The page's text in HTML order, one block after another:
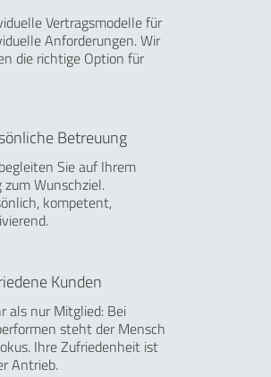
Vertragsmodelle für
Anforderungen. Wir
die richtige Option für
Betreuung
Sie auf Ihrem
zum Wunschziel.
kompetent,
Kunden
als nur Mitglied: Bei
steht der Mensch
Ihre Zufriedenheit ist
Antrieb.